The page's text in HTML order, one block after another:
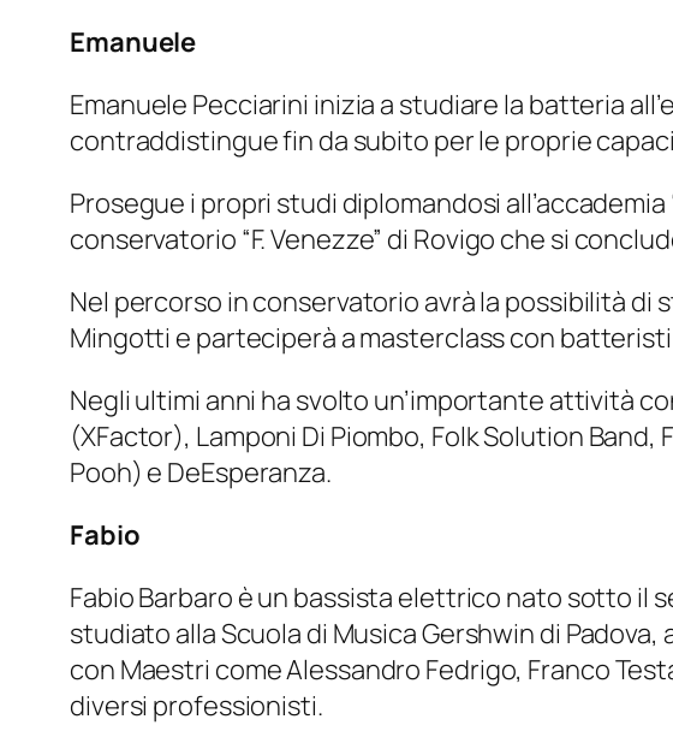
Emanuele
Emanuele Pecciarini inizia a studiare la batteria
contraddistingue fin da subito per le proprie
Prosegue i propri studi diplomandosi
conservatorio “F. Venezze” di Rovigo che si
Nel percorso in conservatorio avrà la possibilità di
Mingotti e parteciperà a masterclass con batteristi
Negli ultimi anni ha svolto un’importante attività
(XFactor), Lamponi Di Piombo, Folk Solution
Pooh) e DeEsperanza.
Fabio
Fabio Barbaro è un bassista elettrico nato sotto il
studiato alla Scuola di Musica Gershwin di
con Maestri come Alessandro Fedrigo, Franco
diversi professionisti.